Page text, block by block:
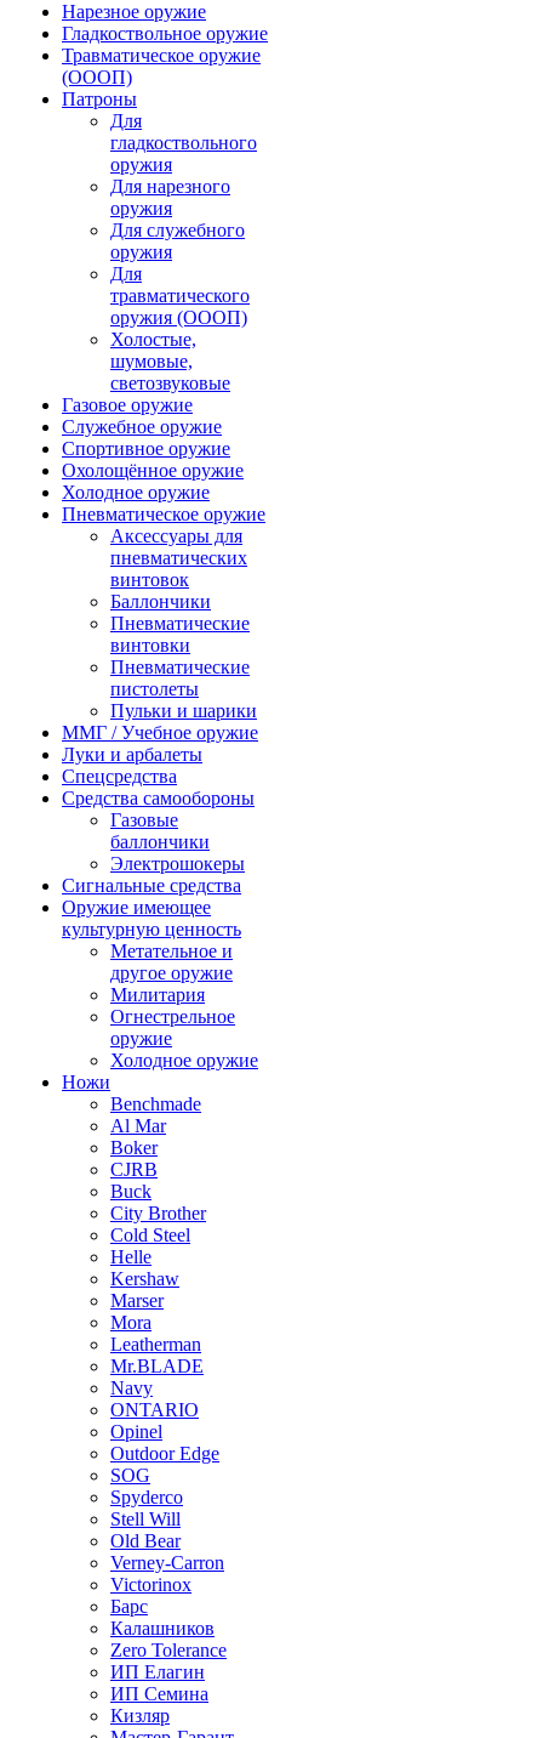
Нарезное оружие
Гладкоствольное оружие
Травматическое оружие
(ОООП)
Патроны
Для
гладкоствольного
оружия
Для нарезного
оружия
Для служебного
оружия
Для
травматического
оружия (ОООП)
Холостые,
шумовые,
светозвуковые
Газовое оружие
Служебное оружие
Спортивное оружие
Охолощённое оружие
Холодное оружие
Пневматическое оружие
Аксессуары для
пневматических
винтовок
Баллончики
Пневматические
винтовки
Пневматические
пистолеты
Пульки и шарики
ММГ / Учебное оружие
Луки и арбалеты
Спецсредства
Средства самообороны
Газовые
баллончики
Электрошокеры
Сигнальные средства
Оружие имеющее
культурную ценность
Метательное и
другое оружие
Милитария
Огнестрельное
оружие
Холодное оружие
Ножи
Benchmade
Al Mar
Boker
CJRB
Buck
City Brother
Cold Steel
Helle
Kershaw
Marser
Mora
Leatherman
Mr.BLADE
Navy
ONTARIO
Opinel
Outdoor Edge
SOG
Spyderco
Stell Will
Old Bear
Verney-Carron
Victorinox
Барс
Калашников
Zero Tolerance
ИП Елагин
ИП Семина
Кизляр